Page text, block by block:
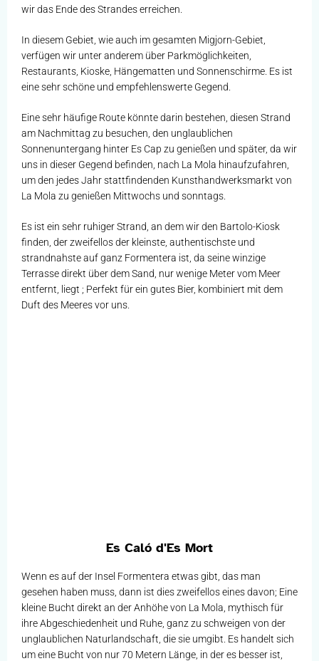
wir das Ende des Strandes erreichen.
In diesem Gebiet, wie auch im gesamten Migjorn-Gebiet,
verfügen wir unter anderem über Parkmöglichkeiten,
Restaurants, Kioske, Hängematten und Sonnenschirme. Es ist
eine sehr schöne und empfehlenswerte Gegend.
Eine sehr häufige Route könnte darin bestehen, diesen Strand
am Nachmittag zu besuchen, den unglaublichen
Sonnenuntergang hinter Es Cap zu genießen und später, da wir
uns in dieser Gegend befinden, nach La Mola hinaufzufahren,
um den jedes Jahr stattfindenden Kunsthandwerksmarkt von
La Mola zu genießen Mittwochs und sonntags.
Es ist ein sehr ruhiger Strand, an dem wir den Bartolo-Kiosk
finden, der zweifellos der kleinste, authentischste und
strandnahste auf ganz Formentera ist, da seine winzige
Terrasse direkt über dem Sand, nur wenige Meter vom Meer
entfernt, liegt ; Perfekt für ein gutes Bier, kombiniert mit dem
Duft des Meeres vor uns.
Es Caló d'Es Mort
Wenn es auf der Insel Formentera etwas gibt, das man
gesehen haben muss, dann ist dies zweifellos eines davon; Eine
kleine Bucht direkt an der Anhöhe von La Mola, mythisch für
ihre Abgeschiedenheit und Ruhe, ganz zu schweigen von der
unglaublichen Naturlandschaft, die sie umgibt. Es handelt sich
um eine Bucht von nur 70 Metern Länge, in der es besser ist,